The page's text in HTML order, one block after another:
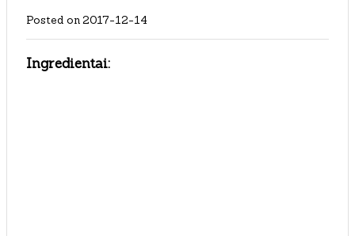
Posted on2017-12-14
Ingredientai: